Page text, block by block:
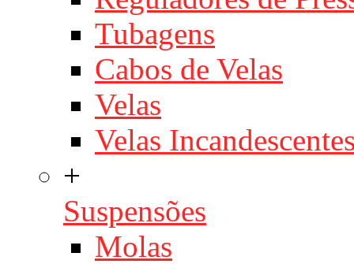
Tubagens
Cabos de Velas
Velas
Velas
+
Suspensões
Molas